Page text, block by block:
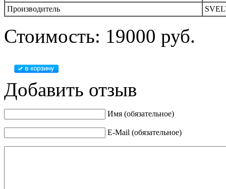
Производитель
Стоимость: 19000 руб.
Добавить отзыв
Имя (обязательное)
E-Mail (обязательное)